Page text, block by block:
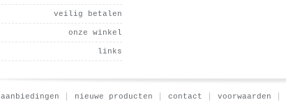
veilig betalen
onze winkel
links
aanbiedingen nieuwe producten contact voorwaarden